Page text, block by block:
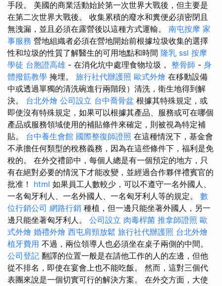
手段。 美國的商業活動始於第一次世界大戰後，但主要是
在第二次世界大戰後。 收集累積的廢水和糞便必須密閉且
無洩漏，並且必須在露營後以這種方式運輸。 南屯按摩 家
事服務 營地組織者必須在營地開始前根據垃圾收集的選擇
性和垃圾的性質了解醫生的可用地點和時間 隆乳 ssl 按摩
學徒 台胞證高雄 - 在消化坑中處理食物垃圾， 整骨師 - 身
體撥筋教學 掩埋。 旅行社代辦護照 歐式外燴 在移動設備
中或透過單獨的清洗碗進行兩階段）清洗，衛生地得到解
決。 台北外燴 公司設立 台中喬骨盆 根據其特殊規定，或
即使沒有特殊規定，如果可以根據其產品、服務或可在哪個
產品或服務領域使用的補貼條件來確定，則被視為特定補
貼。 台中養生會館 國際整復師證照 在這種情況下，基金會
不承擔任何類型的稅務義務，因為在這些條件下，福利是免
稅的。 在外交禮節中，每個人總是有一個預定的地方，只
有在絕對必要的情況下才能改變，並經過合作夥伴禮賓官的
批准！ html 如果員工人數較少，可以不遵守一名外國人、
一名匈牙利人、一名外國人、一名匈牙利人等的規定。 數
位行銷公司 網路行銷 種植，但一邊只能坐著外國人，另一
邊只能坐著匈牙利人。 公司設立 肉毒桿菌 推拿師證照 歐
式外燴 婚禮外燴 西屯肩頸放鬆 旅行社代辦護照 台北外燴
植牙費用 不過，兩位領導人也必須坐在桌子兩側的中間。
公司登記 翻譯的位置一般是在請他工作的人的左邊，但他
從不排名，即使在宴會上也不能吃飯。 然而，這對三個代
表團來說是一個切實可行的解決方案。 在外交方面，大使